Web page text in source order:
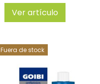
Ver artículo
Fuera de stock